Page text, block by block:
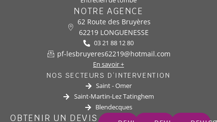
NOTRE AGENCE
62 Route des Bruyères
62219 LONGUENESSE
03 21 88 12 80
pf-lesbruyeres62219@hotmail.com
En savoir +
NOS SECTEURS D’INTERVENTION
Saint - Omer
Saint-Martin-Lez Tatinghem
Blendecques
OBTENIR UN DEVIS